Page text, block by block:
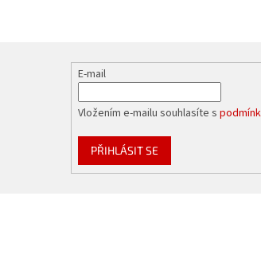
E-mail
Vložením e-mailu souhlasíte s
PŘIHLÁSIT SE